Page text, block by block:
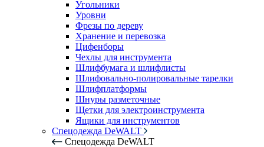
Угольники
Уровни
Фрезы по дереву
Хранение и перевозка
Цифенборы
Чехлы для инструмента
Шлифбумага и шлифлисты
Шлифовально-полировальные тарелки
Шлифплатформы
Шнуры разметочные
Щетки для электроинструмента
Ящики для инструментов
Спецодежда DeWALT
Спецодежда DeWALT